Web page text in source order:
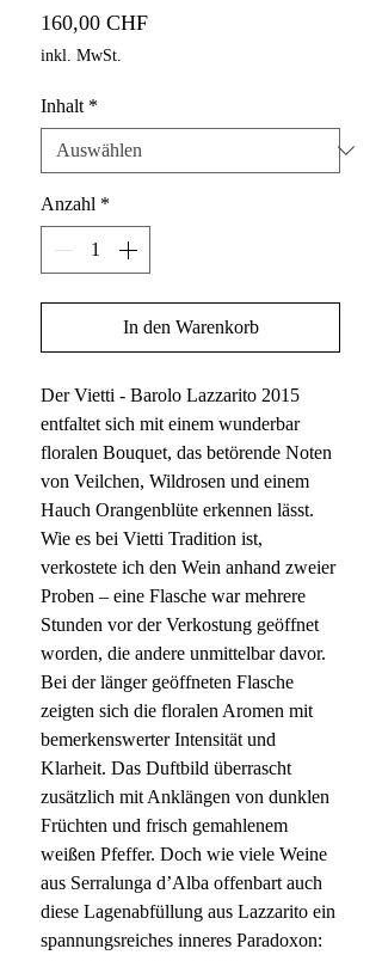
160,00 CHFPreis
inkl. MwSt.
Inhalt *
Anzahl *
In den Warenkorb
Der Vietti - Barolo Lazzarito 2015
entfaltet sich mit einem wunderbar
floralen Bouquet, das betörende Noten
von Veilchen, Wildrosen und einem
Hauch Orangenblüte erkennen lässt.
Wie es bei Vietti Tradition ist,
verkostete ich den Wein anhand zweier
Proben – eine Flasche war mehrere
Stunden vor der Verkostung geöffnet
worden, die andere unmittelbar davor.
Bei der länger geöffneten Flasche
zeigten sich die floralen Aromen mit
bemerkenswerter Intensität und
Klarheit. Das Duftbild überrascht
zusätzlich mit Anklängen von dunklen
Früchten und frisch gemahlenem
weißen Pfeffer. Doch wie viele Weine
aus Serralunga d’Alba offenbart auch
diese Lagenabfüllung aus Lazzarito ein
spannungsreiches inneres Paradoxon: